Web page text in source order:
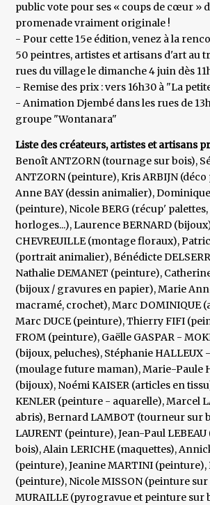
public vote pour ses « coups de cœur »
promenade vraiment originale !
- Pour cette 15e édition, venez à la
50 peintres, artistes et artisans d'art au
rues du village le dimanche 4 juin dès
- Remise des prix : vers 16h30 à "La
- Animation Djembé dans les rues de
groupe "Wontanara"
Liste des créateurs, artistes et artisans
Benoît ANTZORN (tournage sur bois),
ANTZORN (peinture), Kris ARBIJN
Anne BAY (dessin animalier),
(peinture), Nicole BERG (récup'
horloges...), Laurence BERNARD
CHEVREUILLE (montage floraux),
(portrait animalier), Bénédicte
Nathalie DEMANET (peinture),
(bijoux / gravures en papier), Marie
macramé, crochet), Marc DOMINIQUE
Marc DUCE (peinture), Thierry FIFI
FROM (peinture), Gaëlle GASPAR -
(bijoux, peluches), Stéphanie HALLEUX
(moulage future maman), Marie-Paule
(bijoux), Noémi KAISER (articles en
KENLER (peinture - aquarelle), Marcel
abris), Bernard LAMBOT (tourneur sur
LAURENT (peinture), Jean-Paul
bois), Alain LERICHE (maquettes),
(peinture), Jeanine MARTINI (peinture),
(peinture), Nicole MISSON (peinture
MURAILLE (pyrogravue et peinture sur